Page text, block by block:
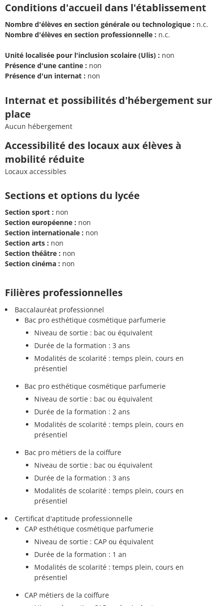
Conditions d'accueil dans l'établissement
Nombre d'élèves en section générale ou technologique : n.c.
Nombre d'élèves en section professionnelle : n.c.
Unité localisée pour l'inclusion scolaire (Ulis) : non
Présence d'une cantine : non
Présence d'un internat : non
Internat et possibilités d'hébergement sur
place
Aucun hébergement
Accessibilité des locaux aux élèves à
mobilité réduite
Locaux accessibles
Sections et options du lycée
Section sport : non
Section européenne : non
Section internationale : non
Section arts : non
Section théâtre : non
Section cinéma : non
Filières professionnelles
Baccalauréat professionnel
Bac pro esthétique cosmétique parfumerie
Niveau de sortie : bac ou équivalent
Durée de la formation : 3 ans
Modalités de scolarité : temps plein, cours en
présentiel
Bac pro esthétique cosmétique parfumerie
Niveau de sortie : bac ou équivalent
Durée de la formation : 2 ans
Modalités de scolarité : temps plein, cours en
présentiel
Bac pro métiers de la coiffure
Niveau de sortie : bac ou équivalent
Durée de la formation : 3 ans
Modalités de scolarité : temps plein, cours en
présentiel
Certificat d'aptitude professionnelle
CAP esthétique cosmétique parfumerie
Niveau de sortie : CAP ou équivalent
Durée de la formation : 1 an
Modalités de scolarité : temps plein, cours en
présentiel
CAP métiers de la coiffure